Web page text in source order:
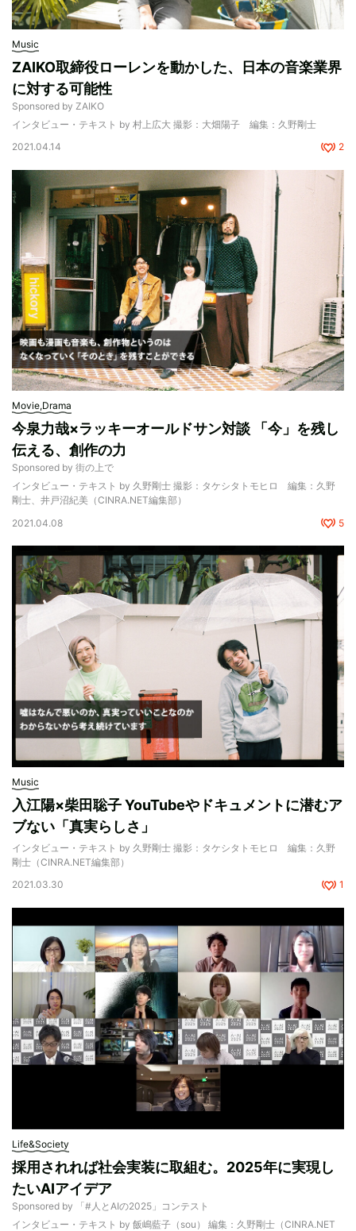
Music
ZAIKO取締役ローレンを動かした、日本の音楽業界
に対する可能性
Sponsored by ZAIKO
インタビュー・テキスト by 村上広大 撮影：大畑陽子 編集：久野剛士
2021.04.14
2
Movie,Drama
今泉力哉×ラッキーオールドサン対談 「今」を残し
伝える、創作の力
Sponsored by 街の上で
インタビュー・テキスト by 久野剛士 撮影：タケシタトモヒロ 編集：久野
剛士、井戸沼紀美（CINRA.NET編集部）
2021.04.08
5
Music
入江陽×柴田聡子 YouTubeやドキュメントに潜むア
ブない「真実らしさ」
インタビュー・テキスト by 久野剛士 撮影：タケシタトモヒロ 編集：久野
剛士（CINRA.NET編集部）
2021.03.30
1
Life&Society
採用されれば社会実装に取組む。2025年に実現し
たいAIアイデア
Sponsored by 「#人とAIの2025」コンテスト
インタビュー・テキスト by 飯嶋藍子（sou） 編集：久野剛士（CINRA.NET